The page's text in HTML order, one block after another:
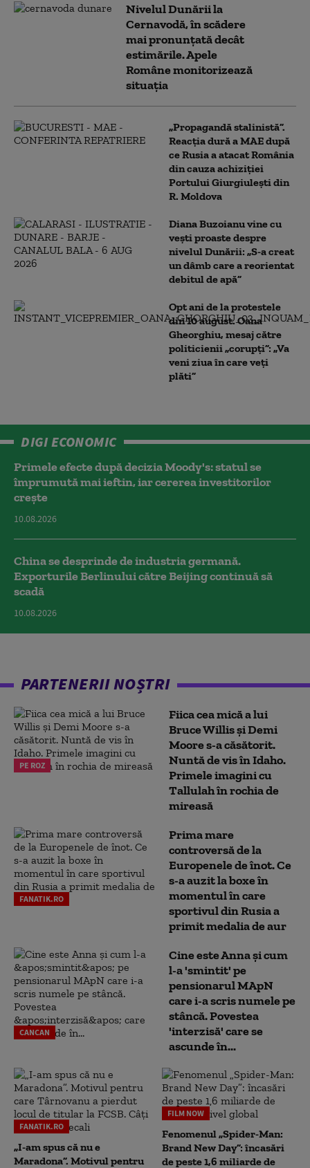
Nivelul Dunării la
Cernavodă, în scădere
mai pronunțată decât
estimările. Apele
Române monitorizează
situația
„Propagandă stalinistă”.
Reacția dură a MAE după
ce Rusia a atacat România
din cauza achiziției
Portului Giurgiulești din
R. Moldova
Diana Buzoianu vine cu
vești proaste despre
nivelul Dunării: „S-a creat
un dâmb care a reorientat
debitul de apă”
Opt ani de la protestele
din 10 august. Oana
Gheorghiu, mesaj către
politicienii „corupți”: „Va
veni ziua în care veţi
plăti”
DIGI ECONOMIC
Primele efecte după decizia Moody's: statul se
împrumută mai ieftin, iar cererea investitorilor
crește
10.08.2026
China se desprinde de industria germană.
Exporturile Berlinului către Beijing continuă să
scadă
10.08.2026
PARTENERII NOȘTRI
PE ROZ
Fiica cea mică a lui
Bruce Willis și Demi
Moore s-a căsătorit.
Nuntă de vis în Idaho.
Primele imagini cu
Tallulah în rochia de
mireasă
FANATIK.RO
Prima mare
controversă de la
Europenele de înot. Ce
s-a auzit la boxe în
momentul în care
sportivul din Rusia a
primit medalia de aur
CANCAN
Cine este Anna și cum
l-a 'smintit' pe
pensionarul MApN
care i-a scris numele pe
stâncă. Povestea
'interzisă' care se
ascunde în...
FANATIK.RO
„I-am spus că nu e
Maradona”. Motivul pentru
FILM NOW
Fenomenul „Spider-Man:
Brand New Day”: încasări
de peste 1,6 miliarde de